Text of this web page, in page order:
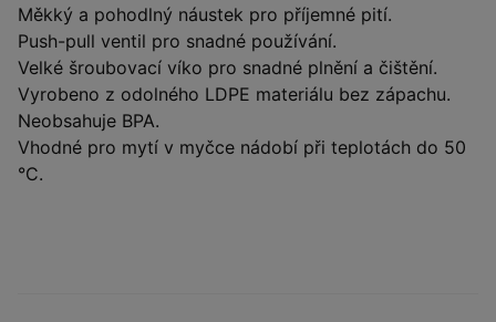
Měkký a pohodlný náustek pro příjemné pití.
Push-pull ventil pro snadné používání.
Velké šroubovací víko pro snadné plnění a čištění.
Vyrobeno z odolného LDPE materiálu bez zápachu.
Neobsahuje BPA.
Vhodné pro mytí v myčce nádobí při teplotách do 50
°C.